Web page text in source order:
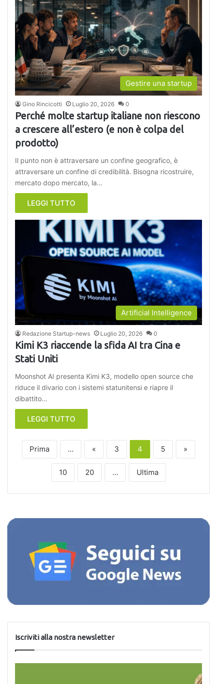
Gestire una startup
Gino Rincicotti Luglio 20, 2026 0
Perché molte startup italiane non riescono
a crescere all’estero (e non è colpa del
prodotto)
Il punto non è attraversare un confine geografico, è
attraversare un confine di credibilità. Bisogna ricostruire,
mercato dopo mercato, la…
LEGGI TUTTO
Artificial Intelligence
Redazione Startup-news Luglio 20, 2026 0
Kimi K3 riaccende la sfida AI tra Cina e
Stati Uniti
Moonshot AI presenta Kimi K3, modello open source che
riduce il divario con i sistemi statunitensi e riapre il
dibattito…
LEGGI TUTTO
Prima ... « 3 4 5 »
10 20 ... Ultima
Iscriviti alla nostra newsletter